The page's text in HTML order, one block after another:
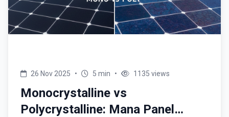
26 Nov 2025 • 5 min • 1135 views
Monocrystalline vs
Polycrystalline: Mana Panel